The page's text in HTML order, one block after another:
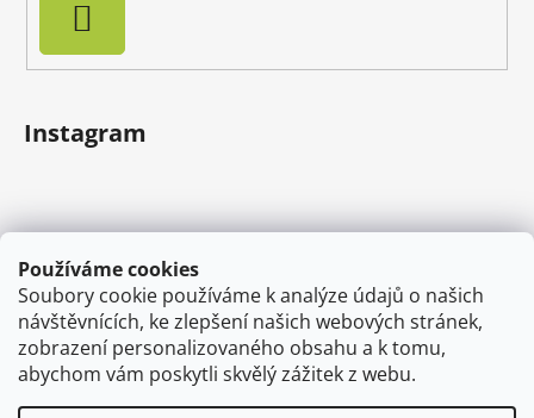
Používáme cookies
Soubory cookie používáme k analýze údajů o našich
návštěvnících, ke zlepšení našich webových stránek,
zobrazení personalizovaného obsahu a k tomu,
abychom vám poskytli skvělý zážitek z webu.
SE
Instagram
Sledovat na Instagramu